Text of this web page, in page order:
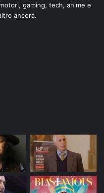
gaming, tech, anime e
ancora.